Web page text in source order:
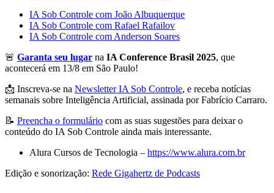
IA Sob Controle com João Albuquerque
IA Sob Controle com Rafael Rafailov
IA Sob Controle com Anderson Soares
🚨 Garanta seu lugar na IA Conference Brasil 2025, que
acontecerá em 13/8 em São Paulo!
📩 Inscreva-se na Newsletter IA Sob Controle, e receba notícias
semanais sobre Inteligência Artificial, assinada por Fabrício Carraro.
📝 Preencha o formulário com as suas sugestões para deixar o
conteúdo do IA Sob Controle ainda mais interessante.
Alura Cursos de Tecnologia – https://www.alura.com.br
Edição e sonorização: Rede Gigahertz de Podcasts